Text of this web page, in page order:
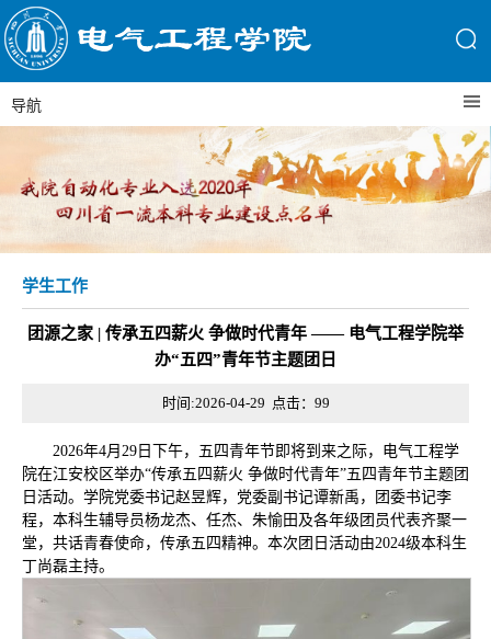
导航
学生工作
团源之家 | 传承五四薪火 争做时代青年 —— 电气工程学院举
办“五四”青年节主题团日
时间:2026-04-29 点击： 99
2026年4月29日下午，五四青年节即将到来之际，电气工程学
院在江安校区举办“传承五四薪火 争做时代青年”五四青年节主题团
日活动。学院党委书记赵昱辉，党委副书记谭新禹，团委书记李
程，本科生辅导员杨龙杰、任杰、朱愉田及各年级团员代表齐聚一
堂，共话青春使命，传承五四精神。本次团日活动由2024级本科生
丁尚磊主持。